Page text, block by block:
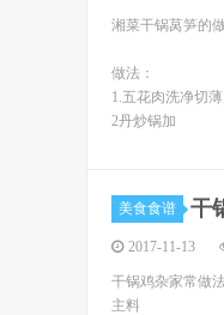
湘菜干锅莴笋的
做法：
1.五花肉洗净切
2丹炒锅加
美食食谱 干
2017-11-13
干锅鸡杂家常做
主料